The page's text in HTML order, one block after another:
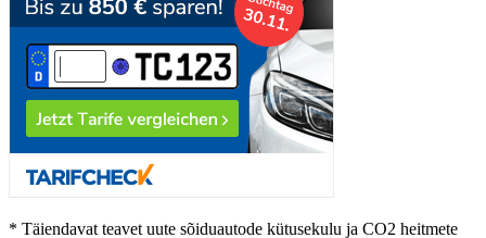
* Täiendavat teavet uute sõiduautode kütusekulu ja CO2 heitmete